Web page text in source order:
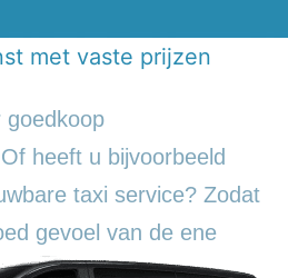
met vaste prijzen
goedkoop
heeft u bijvoorbeeld
taxi service? Zodat
gevoel van de ene